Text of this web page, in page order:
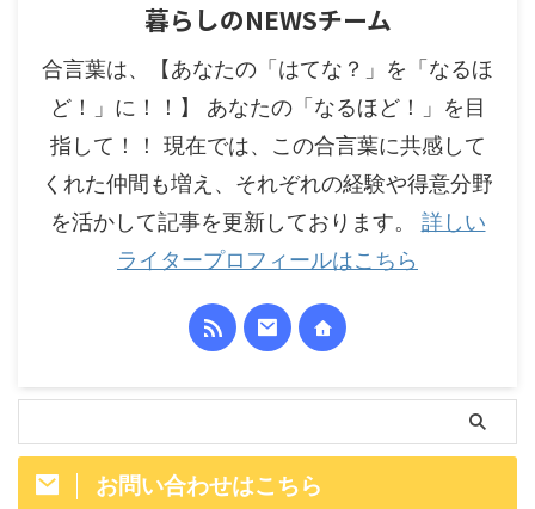
暮らしのNEWSチーム
合言葉は、【あなたの「はてな？」を「なるほ
ど！」に！！】 あなたの「なるほど！」を目
指して！！ 現在では、この合言葉に共感して
くれた仲間も増え、それぞれの経験や得意分野
を活かして記事を更新しております。 詳しい
ライタープロフィールはこちら
お問い合わせはこちら